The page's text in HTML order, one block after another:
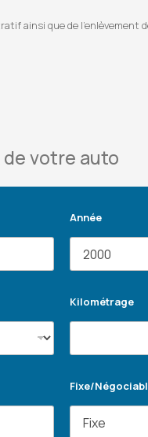
ainsi que de l’enlèvement
votre auto
Année
Kilométrage
Fixe/